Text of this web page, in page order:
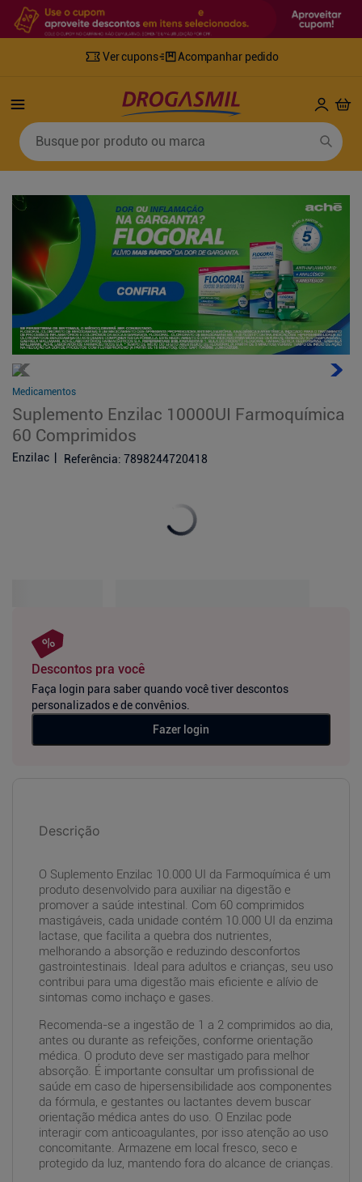
Ver cupons Acompanhar pedido
Busque por produto ou marca
Medicamentos
Suplemento Enzilac 10000UI Farmoquímica
60 Comprimidos
Enzilac Referência: 7898244720418
Descontos pra você
Faça login para saber quando você tiver descontos
personalizados e de convênios.
Fazer login
Descrição
O Suplemento Enzilac 10.000 UI da Farmoquímica é um
produto desenvolvido para auxiliar na digestão e
promover a saúde intestinal. Com 60 comprimidos
mastigáveis, cada unidade contém 10.000 UI da enzima
lactase, que facilita a quebra dos nutrientes,
melhorando a absorção e reduzindo desconfortos
gastrointestinais. Ideal para adultos e crianças, seu uso
contribui para uma digestão mais eficiente e alívio de
sintomas como inchaço e gases.
Recomenda-se a ingestão de 1 a 2 comprimidos ao dia,
antes ou durante as refeições, conforme orientação
médica. O produto deve ser mastigado para melhor
absorção. É importante consultar um profissional de
saúde em caso de hipersensibilidade aos componentes
da fórmula, e gestantes ou lactantes devem buscar
orientação médica antes do uso. O Enzilac pode
interagir com anticoagulantes, por isso atenção ao uso
concomitante. Armazene em local fresco, seco e
protegido da luz, mantendo fora do alcance de crianças.
Termos mais buscados
retinol
fralda geriatrica
5º desodorante
8º
tylenol
9º
fralda xg
shampoo